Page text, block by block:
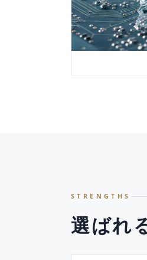
STRENGTHS
選ばれ